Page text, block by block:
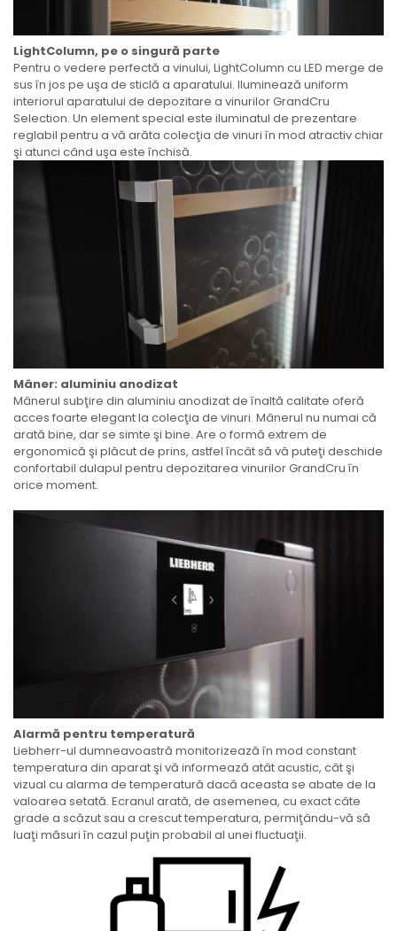
LightColumn, pe o singură parte
Pentru o vedere perfectă a vinului, LightColumn cu LED merge de
sus în jos pe uşa de sticlă a aparatului. Iluminează uniform
interiorul aparatului de depozitare a vinurilor GrandCru
Selection. Un element special este iluminatul de prezentare
reglabil pentru a vă arăta colecţia de vinuri în mod atractiv chiar
şi atunci când uşa este închisă.
Mâner: aluminiu anodizat
Mânerul subţire din aluminiu anodizat de înaltă calitate oferă
acces foarte elegant la colecţia de vinuri. Mânerul nu numai că
arată bine, dar se simte şi bine. Are o formă extrem de
ergonomică şi plăcut de prins, astfel încât să vă puteţi deschide
confortabil dulapul pentru depozitarea vinurilor GrandCru în
orice moment.
Alarmă pentru temperatură
Liebherr-ul dumneavoastră monitorizează în mod constant
temperatura din aparat şi vă informează atât acustic, cât şi
vizual cu alarma de temperatură dacă aceasta se abate de la
valoarea setată. Ecranul arată, de asemenea, cu exact câte
grade a scăzut sau a crescut temperatura, permiţându-vă să
luaţi măsuri în cazul puţin probabil al unei fluctuaţii.